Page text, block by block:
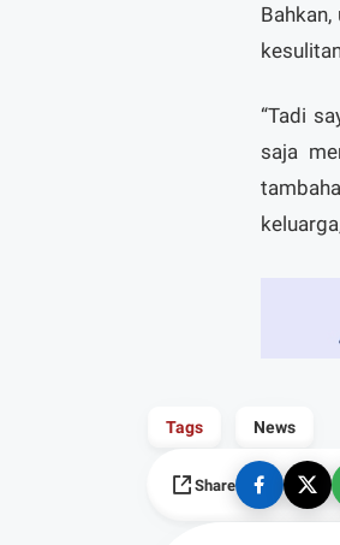
“Tadi
saja
Tags News
Share